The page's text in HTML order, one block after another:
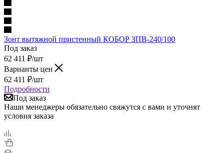
Зонт вытяжной пристенный КОБОР ЗПВ-240/100
Под заказ
62 411 ₽/шт
Варианты цен
62 411 ₽/шт
Подробности
Под заказ
Наши менеджеры обязательно свяжутся с вами и уточнят
условия заказа